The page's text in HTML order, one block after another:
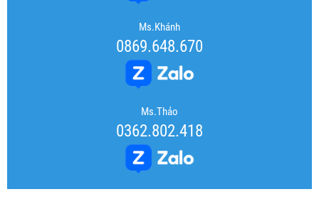
Ms.Khánh
0869.648.670
Ms.Thảo
0362.802.418